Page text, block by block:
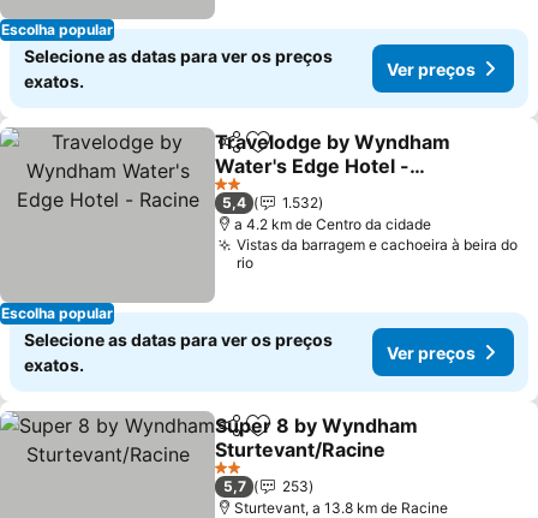
Escolha popular
Selecione as datas para ver os preços
exatos.
Ver preços
Escolha popular
PartilharAdicionar aos favoritos
Travelodge by Wyndham
Water's Edge Hotel -
Racine
2 Estrelas
5,4
1.532
a 4.2 km de Centro da cidade
Vistas da barragem e cachoeira à beira do
rio
Selecione as datas para ver os preços
exatos.
Ver preços
PartilharAdicionar aos favoritos
Super 8 by Wyndham
Sturtevant/Racine
2 Estrelas
5,7
253
Sturtevant, a 13.8 km de Racine